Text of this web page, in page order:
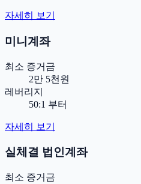
자세히 보기
미니계좌
최소 증거금
2만 5천원
레버리지
50:1 부터
자세히 보기
실체결 법인계좌
최소 증거금